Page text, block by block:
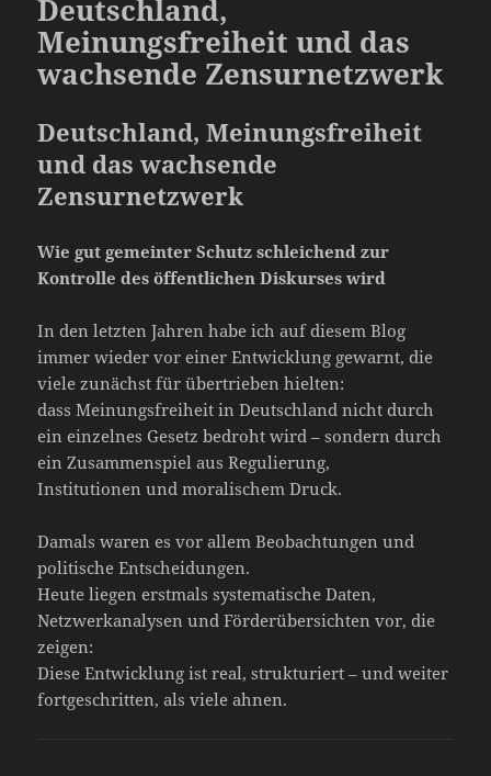
Deutschland,
Meinungsfreiheit und das
wachsende Zensurnetzwerk
Deutschland, Meinungsfreiheit
und das wachsende
Zensurnetzwerk
Wie gut gemeinter Schutz schleichend zur
Kontrolle des öffentlichen Diskurses wird
In den letzten Jahren habe ich auf diesem Blog
immer wieder vor einer Entwicklung gewarnt, die
viele zunächst für übertrieben hielten:
dass Meinungsfreiheit in Deutschland nicht durch
ein einzelnes Gesetz bedroht wird – sondern durch
ein Zusammenspiel aus Regulierung,
Institutionen und moralischem Druck.
Damals waren es vor allem Beobachtungen und
politische Entscheidungen.
Heute liegen erstmals systematische Daten,
Netzwerkanalysen und Förderübersichten vor, die
zeigen:
Diese Entwicklung ist real, strukturiert – und weiter
fortgeschritten, als viele ahnen.